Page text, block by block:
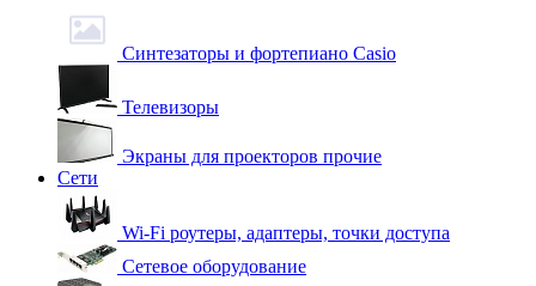
Синтезаторы и фортепиано Casio
Телевизоры
Экраны для проекторов прочие
Сети
Wi-Fi роутеры, адаптеры, точки доступа
Сетевое оборудование